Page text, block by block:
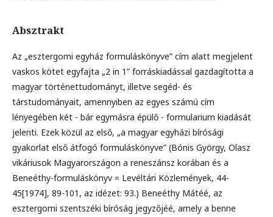
Absztrakt
Az „esztergomi egyház formuláskönyve” cím alatt megjelent
vaskos kötet egyfajta „2 in 1” forráskiadással gazdagította a
magyar történettudományt, illetve segéd- és
társtudományait, amennyiben az egyes számú cím
lényegében két - bár egymásra épülő - formularium kiadását
jelenti. Ezek közül az első, „a magyar egyházi bírósági
gyakorlat első átfogó formuláskönyve” (Bónis György, Olasz
vikáriusok Magyarországon a reneszánsz korában és a
Beneéthy-formuláskönyv = Levéltári Közlemények, 44-
45[1974], 89-101, az idézet: 93.) Beneéthy Mátéé, az
esztergomi szentszéki bíróság jegyzőjéé, amely a benne